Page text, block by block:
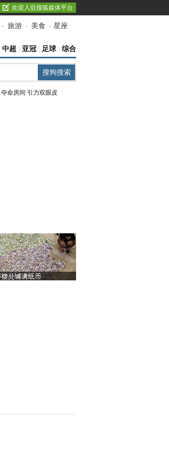
欢迎入驻搜狐媒体平台
- 旅游 - 美食 - 星座
中超 亚冠 足球 综合
夺命房间 引力双眼皮